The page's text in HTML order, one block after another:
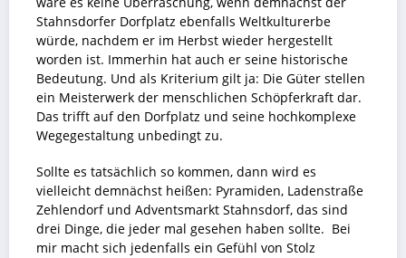
Stahnsdorfer Dorfplatz ebenfalls Weltkulturerbe
würde, nachdem er im Herbst wieder hergestellt
worden ist. Immerhin hat auch er seine historische
Bedeutung. Und als Kriterium gilt ja: Die Güter stellen
ein Meisterwerk der menschlichen Schöpferkraft dar.
Das trifft auf den Dorfplatz und seine hochkomplexe
Wegegestaltung unbedingt zu.
Sollte es tatsächlich so kommen, dann wird es
vielleicht demnächst heißen: Pyramiden, Ladenstraße
Zehlendorf und Adventsmarkt Stahnsdorf, das sind
drei Dinge, die jeder mal gesehen haben sollte. Bei
mir macht sich jedenfalls ein Gefühl von Stolz